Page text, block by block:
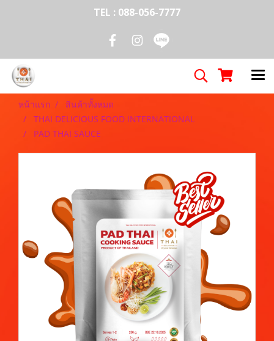
TEL : 088-056-7777
หน้าแรก
สินค้าทั้งหมด
THAI DELICIOUS FOOD INTERNATIONAL
PAD THAI SAUCE